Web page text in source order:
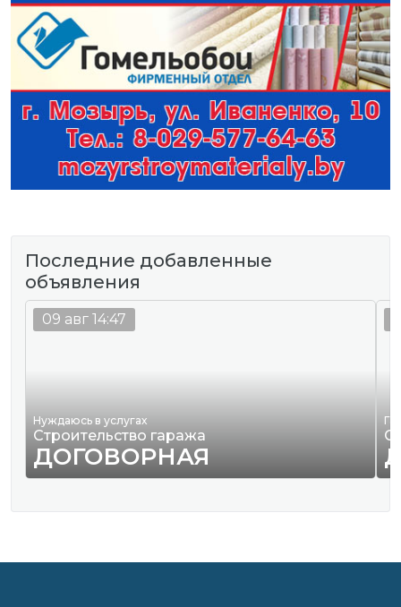
Последние добавленные
объявления
Нуждаюсь в услугах
Строительство гаража
ДОГОВОРНАЯ
09 авг 14:47